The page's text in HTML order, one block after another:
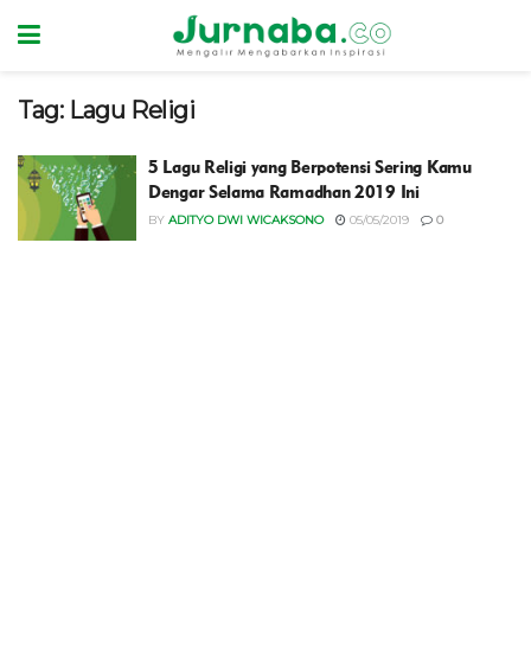
Tag: Lagu Religi
5 Lagu Religi yang Berpotensi Sering Kamu
Dengar Selama Ramadhan 2019 Ini
BY ADITYO DWI WICAKSONO 05/05/2019 0